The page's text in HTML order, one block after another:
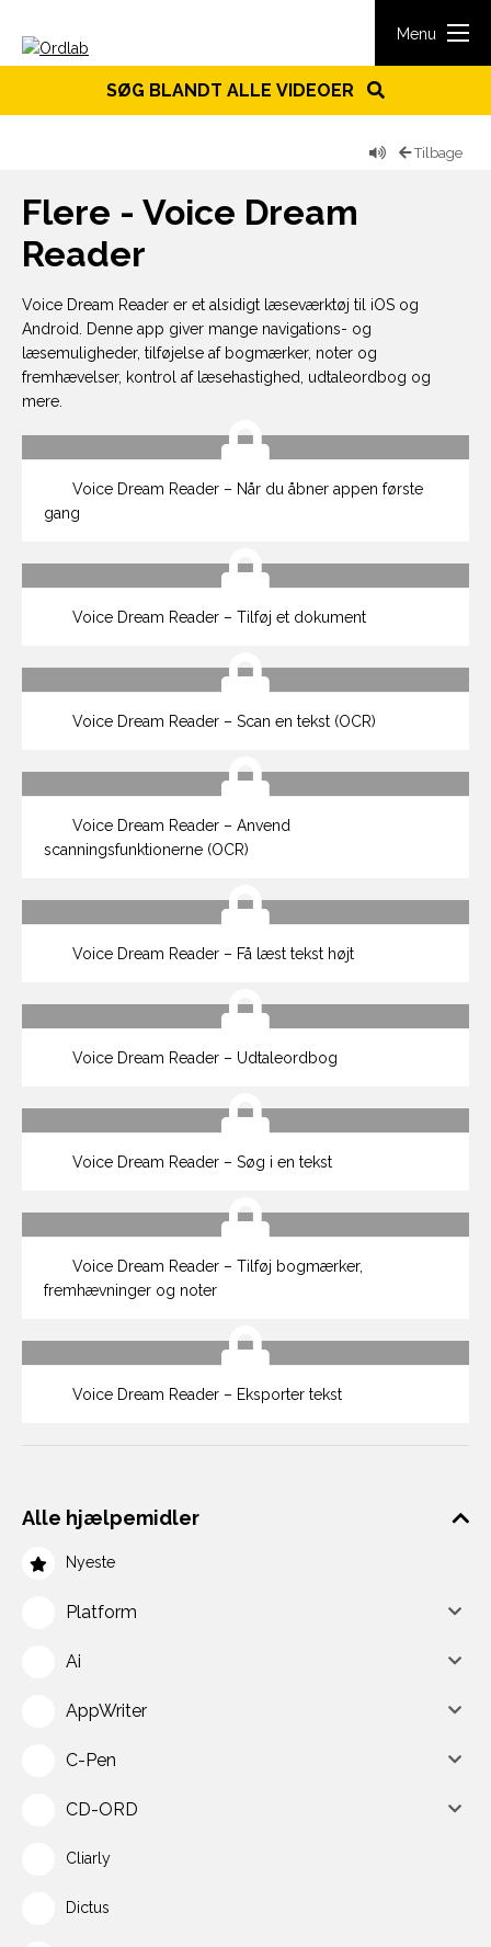
Menu
SØG BLANDT ALLE VIDEOER
Tilbage
Flere - Voice Dream
Reader
Voice Dream Reader er et alsidigt læseværktøj til iOS og
Android. Denne app giver mange navigations- og
læsemuligheder, tilføjelse af bogmærker, noter og
fremhævelser, kontrol af læsehastighed, udtaleordbog og
mere.
Voice Dream Reader – Når du åbner appen første
gang
Voice Dream Reader – Tilføj et dokument
Voice Dream Reader – Scan en tekst (OCR)
Voice Dream Reader – Anvend
scanningsfunktionerne (OCR)
Voice Dream Reader – Få læst tekst højt
Voice Dream Reader – Udtaleordbog
Voice Dream Reader – Søg i en tekst
Voice Dream Reader – Tilføj bogmærker,
fremhævninger og noter
Voice Dream Reader – Eksporter tekst
Alle hjælpemidler
Nyeste
Platform
Ai
AppWriter
C-Pen
CD-ORD
Cliarly
Dictus